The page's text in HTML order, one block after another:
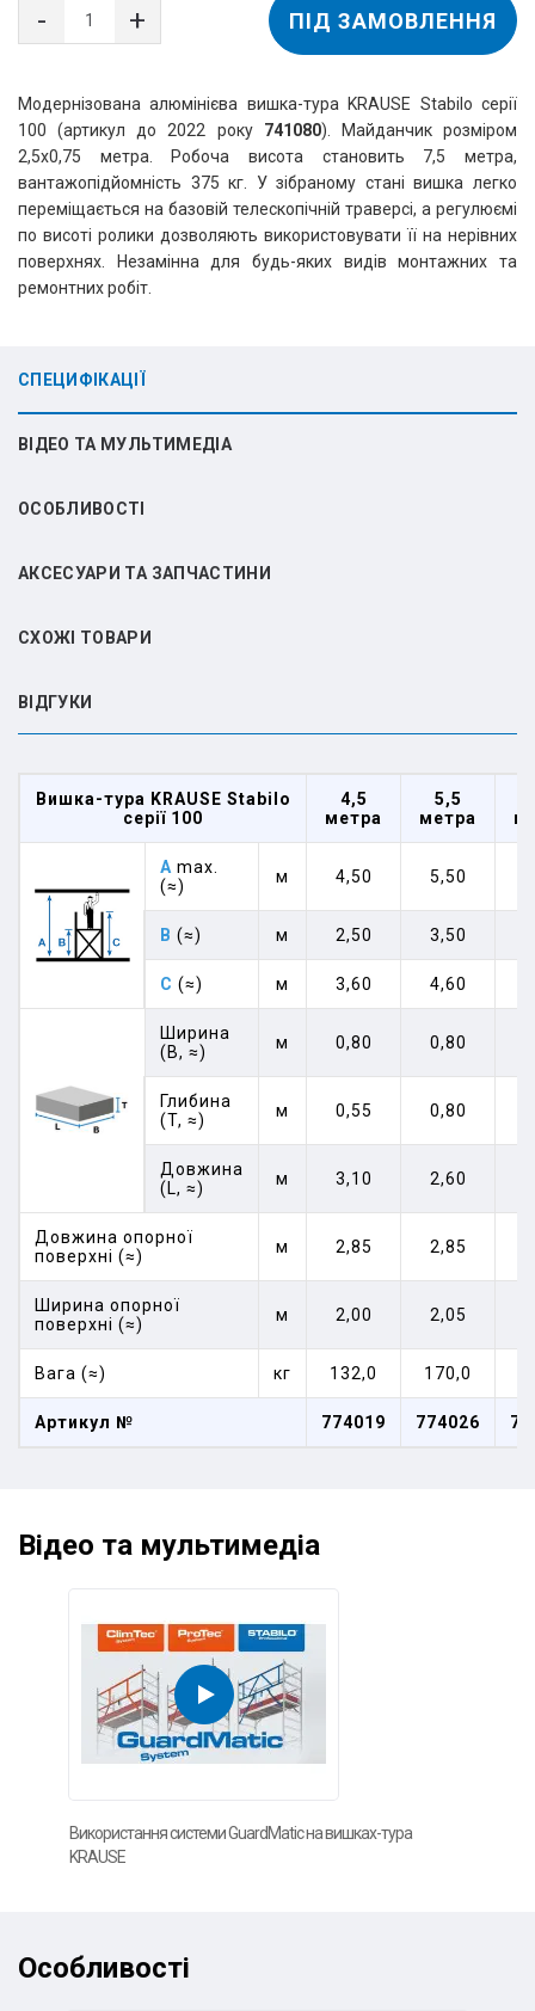
Модернізована алюмінієва вишка-тура KRAUSE Stabilo серії
100 (артикул до 2022 року 741080). Майданчик розміром
2,5х0,75 метра. Робоча висота становить 7,5 метра,
вантажопідйомність 375 кг. У зібраному стані вишка легко
переміщається на базовій телескопічній траверсі, а регулюємі
по висоті ролики дозволяють використовувати її на нерівних
поверхнях. Незамінна для будь-яких видів монтажних та
ремонтних робіт.
ПІД ЗАМОВЛЕННЯ
СПЕЦИФІКАЦІЇ
ВІДЕО ТА МУЛЬТИМЕДІА
ОСОБЛИВОСТІ
АКСЕСУАРИ ТА ЗАПЧАСТИНИ
СХОЖІ ТОВАРИ
ВIДГУКИ
Артикул № 774019 774026
Вишка-тура KRAUSE Stabilo
серії 100
4,5
метра
5,5
метра
A max.
(≈)
м 4,50 5,50
B (≈) м 2,50 3,50
C (≈) м 3,60 4,60
Ширина
(B, ≈)
м 0,80 0,80
Глибина
(T, ≈)
м 0,55 0,80
Довжина
(L, ≈)
м 3,10 2,60
Довжина опорної
поверхні (≈)
м 2,85 2,85
Ширина опорної
поверхні (≈)
м 2,00 2,05
Вага (≈) кг 132,0 170,0
Відео та мультимедіа
Використання системи GuardMatic на вишках-тура
KRAUSE
Особливості